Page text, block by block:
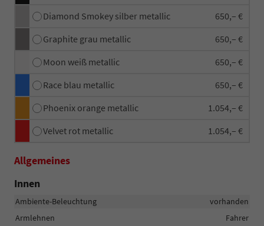
Diamond Smokey silber metallic
650,– €
Graphite grau metallic
650,– €
Moon weiß metallic
650,– €
Race blau metallic
650,– €
Phoenix orange metallic
1.054,– €
Velvet rot metallic
1.054,– €
Allgemeines
Innen
Ambiente-Beleuchtung
vorhanden
Armlehnen
Fahrer